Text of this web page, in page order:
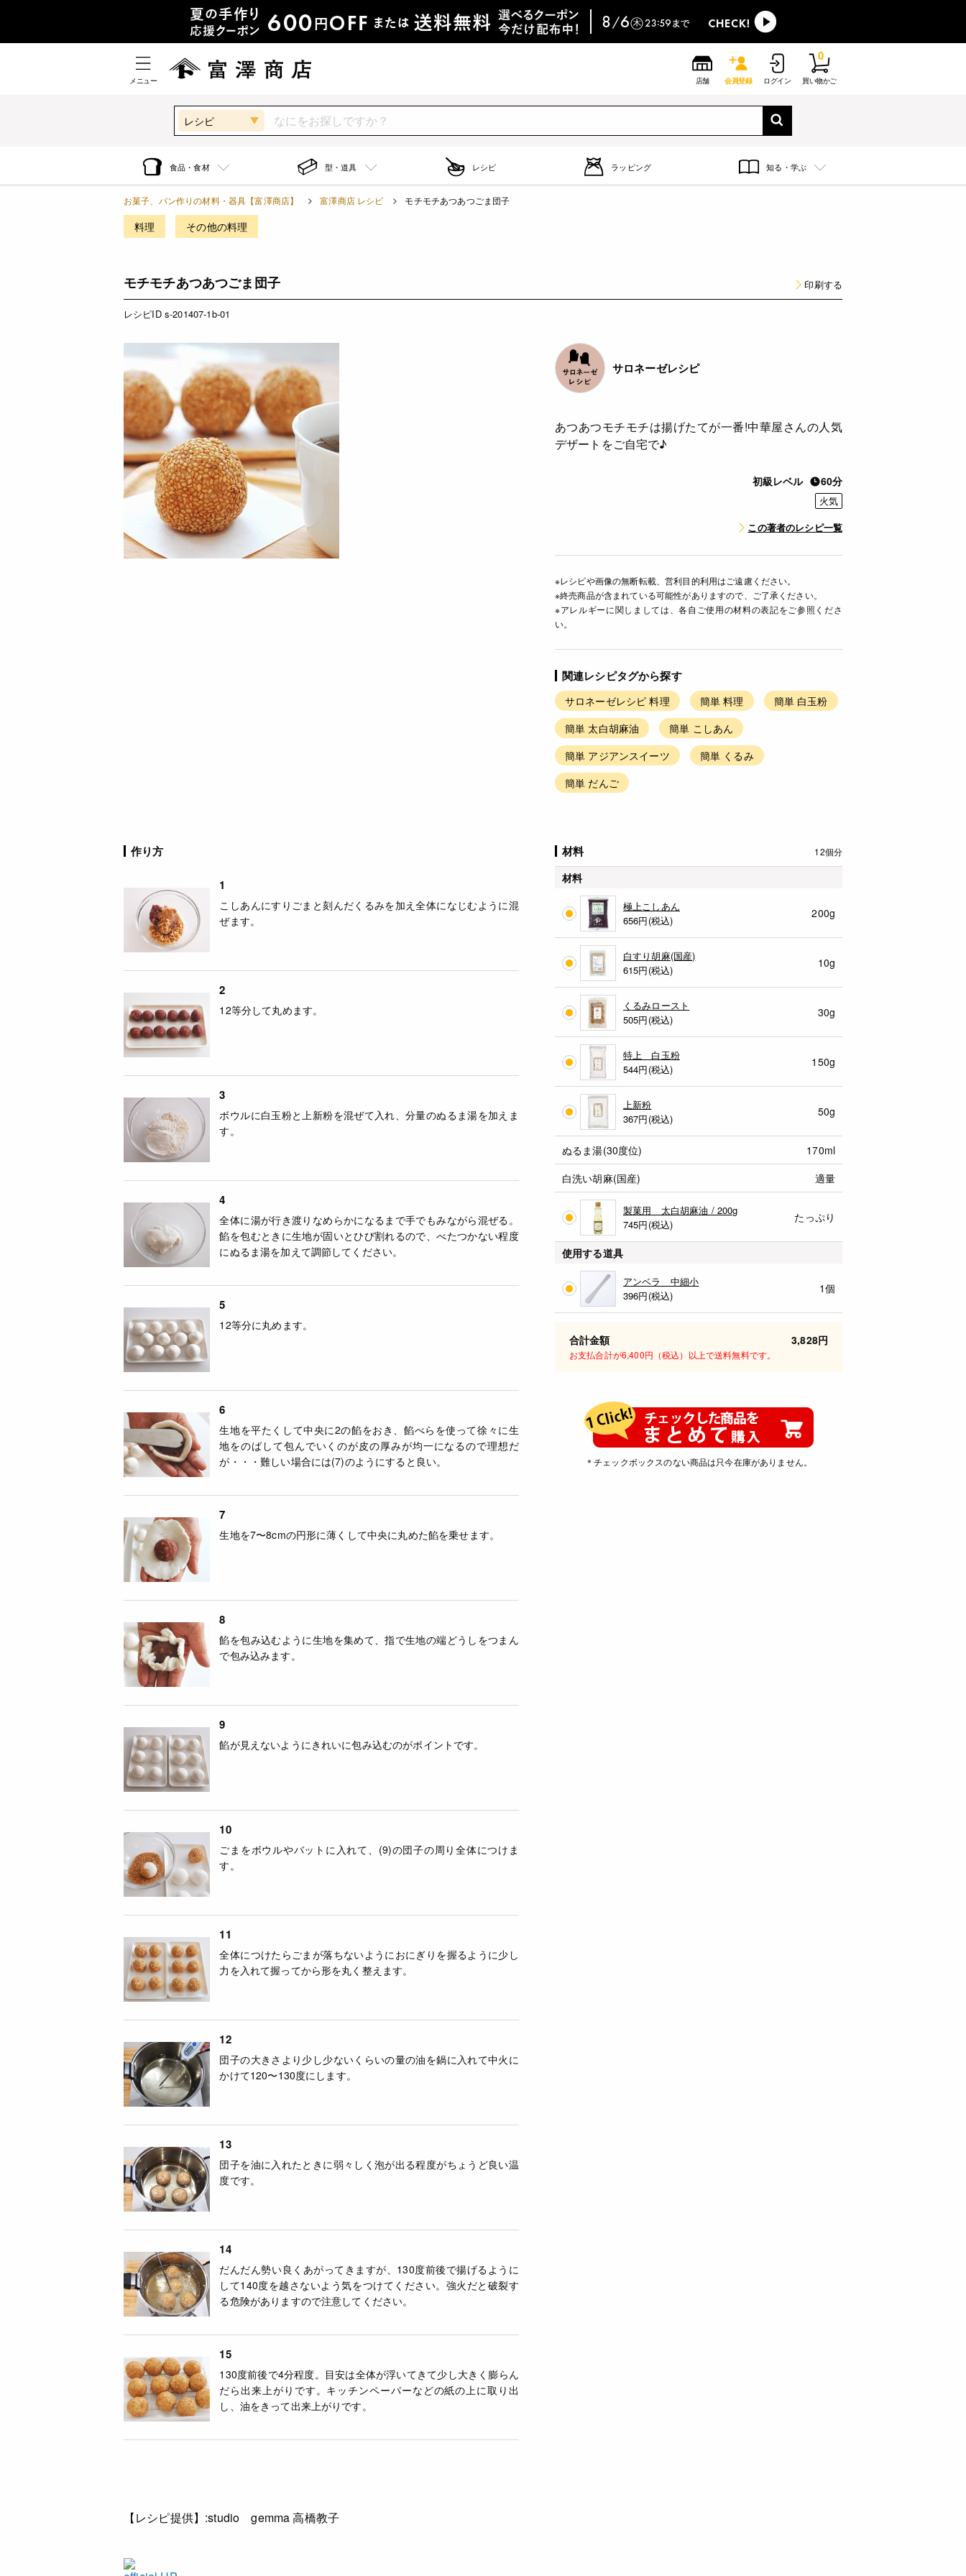
メニュー 店舗 会員登録 ログイン 買い物かご
0
レシピ
食品・食材 型・道具 レシピ ラッピング 知る・学ぶ
お菓子、パン作りの材料・器具【富澤商店】 富澤商店 レシピ モチモチあつあつごま団子
料理 その他の料理
モチモチあつあつごま団子 印刷する
レシピID s-201407-1b-01
サロネーゼレシピ
あつあつモチモチは揚げたてが一番!中華屋さんの人気
デザートをご自宅で♪
初級レベル 60分
火気
この著者のレシピ一覧
※レシピや画像の無断転載、営利目的利用はご遠慮ください。
※終売商品が含まれている可能性がありますので、ご了承ください。
※アレルギーに関しましては、各自ご使用の材料の表記をご参照くださ
い。
関連レシピタグから探す
サロネーゼレシピ 料理 簡単 料理
簡単 白玉粉
簡単 太白胡麻油
簡単 こしあん
簡単 アジアンスイーツ
簡単 くるみ
簡単 だんご
材料 12個分
材料
極上こしあん
656円(税込)
200g
白すり胡麻(国産)
615円(税込)
10g
くるみロースト
505円(税込)
30g
特上 白玉粉
544円(税込)
150g
上新粉
367円(税込)
50g
ぬるま湯(30度位)
170ml
白洗い胡麻(国産)
適量
製菓用 太白胡麻油 / 200g
745円(税込)
たっぷり
使用する道具
アンベラ 中細小
396円(税込)
1個
合計金額 3,828円
お支払合計が6,400円（税込）以上で送料無料です。
＊チェックボックスのない商品は只今在庫がありません。
作り方
1
こしあんにすりごまと刻んだくるみを加え全体になじむように混
ぜます。
2
12等分して丸めます。
3
ボウルに白玉粉と上新粉を混ぜて入れ、分量のぬるま湯を加えま
す。
4
全体に湯が行き渡りなめらかになるまで手でもみながら混ぜる。
餡を包むときに生地が固いとひび割れるので、べたつかない程度
にぬるま湯を加えて調節してください。
5
12等分に丸めます。
6
生地を平たくして中央に2の餡をおき、餡べらを使って徐々に生
地をのばして包んでいくのが皮の厚みが均一になるので理想だ
が・・・難しい場合には(7)のようにすると良い。
7
生地を7〜8cmの円形に薄くして中央に丸めた餡を乗せます。
8
餡を包み込むように生地を集めて、指で生地の端どうしをつまん
で包み込みます。
9
餡が見えないようにきれいに包み込むのがポイントです。
10
ごまをボウルやバットに入れて、(9)の団子の周り全体につけま
す。
11
全体につけたらごまが落ちないようにおにぎりを握るように少し
力を入れて握ってから形を丸く整えます。
12
団子の大きさより少し少ないくらいの量の油を鍋に入れて中火に
かけて120〜130度にします。
13
団子を油に入れたときに弱々しく泡が出る程度がちょうど良い温
度です。
14
だんだん勢い良くあがってきますが、130度前後で揚げるように
して140度を越さないよう気をつけてください。 強火だと破裂す
る危険がありますので注意してください。
15
130度前後で4分程度。目安は全体が浮いてきて少し大きく膨らん
だら出来上がりです。キッチンペーパーなどの紙の上に取り出
し、油をきって出来上がりです。
【レシピ提供】:studio gemma 高橋教子